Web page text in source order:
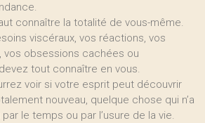
connaître la totalité de vous-même.
viscéraux, vos réactions, vos
vos obsessions cachées ou
tout connaître en vous.
voir si votre esprit peut découvrir
nouveau, quelque chose qui n’a
le temps ou par l’usure de la vie.